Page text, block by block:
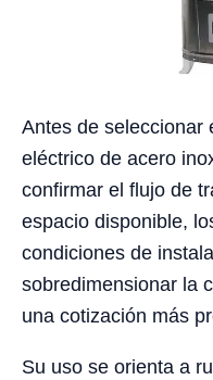
Antes de seleccionar
eléctrico de acero
confirmar el flujo de
espacio disponible,
condiciones de
sobredimensionar la
una cotización más
Su uso se orienta a